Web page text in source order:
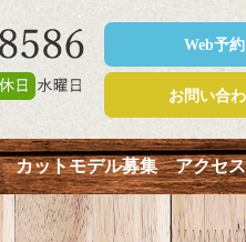
Web予約
お問い合
カットモデル募集 アクセス